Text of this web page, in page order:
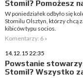
Stomil? Pomożesz
W poniedziałek odbyło się
Stomilu Olsztyn, którzy chcą
kibiców typu socios.
Komentarzy: 6 »
14.12.15 22:35
Powstanie
Stomil? Wszystko